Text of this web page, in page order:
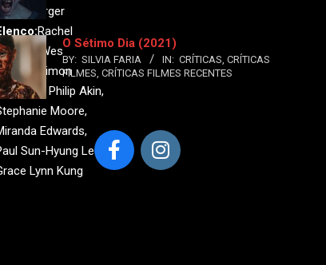
Wachsberger
Rachel
Wes
Simon
Philip Akin,
Moore,
Edwards,
Sun-Hyung Lee,
Lynn Kung
O Sétimo Dia (2021)
BY: SILVIA FARIA IN: CRÍTICAS, CRÍTICAS
FILMES, CRÍTICAS FILMES RECENTES